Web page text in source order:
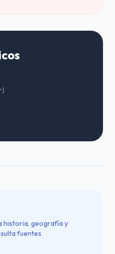
historia, geografía y
fuentes